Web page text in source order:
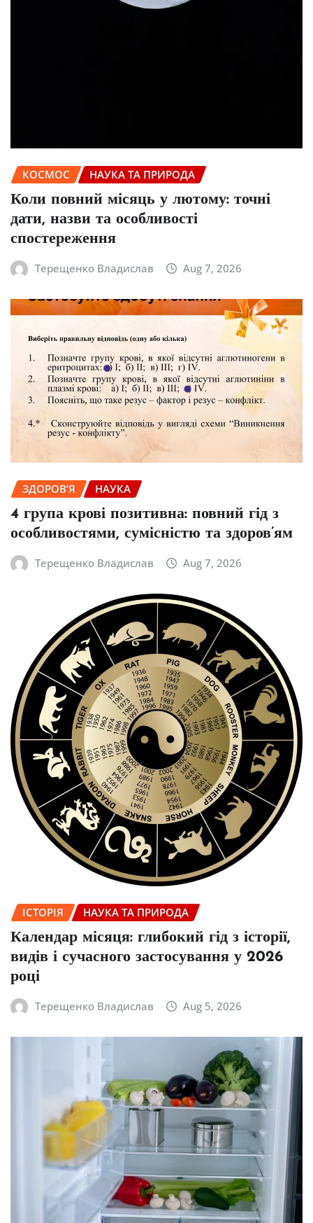
КОСМОС НАУКА ТА ПРИРОДА
Коли повний місяць у лютому: точні
дати, назви та особливості
спостереження
Терещенко Владислав Aug 7, 2026
ЗДОРОВ’Я НАУКА
4 група крові позитивна: повний гід з
особливостями, сумісністю та здоров’ям
Терещенко Владислав Aug 7, 2026
ІСТОРІЯ НАУКА ТА ПРИРОДА
Календар місяця: глибокий гід з історії,
видів і сучасного застосування у 2026
році
Терещенко Владислав Aug 5, 2026